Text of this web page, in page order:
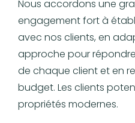
Nous accordons une
engagement fort à
avec nos clients, en
approche pour
de chaque client et en
budget. Les clients
propriétés modernes.